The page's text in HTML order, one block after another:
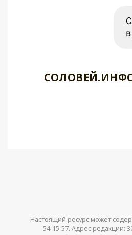
Настоящий ресурс может
54-15-57. Адрес редакции: